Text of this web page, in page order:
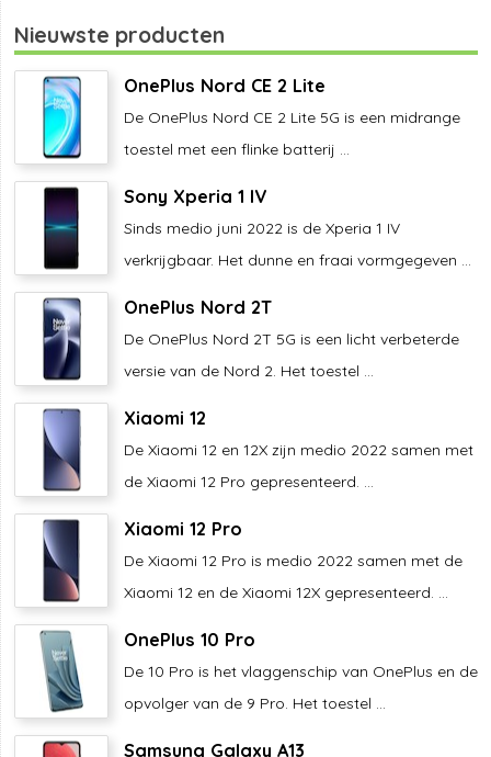
Nieuwste producten
OnePlus Nord CE 2 Lite
De OnePlus Nord CE 2 Lite 5G is een midrange
toestel met een flinke batterij ...
Sony Xperia 1 IV
Sinds medio juni 2022 is de Xperia 1 IV
verkrijgbaar. Het dunne en fraai vormgegeven ...
OnePlus Nord 2T
De OnePlus Nord 2T 5G is een licht verbeterde
versie van de Nord 2. Het toestel ...
Xiaomi 12
De Xiaomi 12 en 12X zijn medio 2022 samen met
de Xiaomi 12 Pro gepresenteerd. ...
Xiaomi 12 Pro
De Xiaomi 12 Pro is medio 2022 samen met de
Xiaomi 12 en de Xiaomi 12X gepresenteerd. ...
OnePlus 10 Pro
De 10 Pro is het vlaggenschip van OnePlus en de
opvolger van de 9 Pro. Het toestel ...
Samsung Galaxy A13